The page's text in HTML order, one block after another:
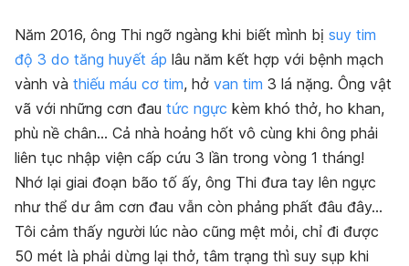
Năm 2016, ông Thi ngỡ ngàng khi biết mình bị suy tim
độ 3 do tăng huyết áp lâu năm kết hợp với bệnh mạch
vành và thiếu máu cơ tim, hở van tim 3 lá nặng. Ông vật
vã với những cơn đau tức ngực kèm khó thở, ho khan,
phù nề chân… Cả nhà hoảng hốt vô cùng khi ông phải
liên tục nhập viện cấp cứu 3 lần trong vòng 1 tháng!
Nhớ lại giai đoạn bão tố ấy, ông Thi đưa tay lên ngực
như thể dư âm cơn đau vẫn còn phảng phất đâu đây…
Tôi cảm thấy người lúc nào cũng mệt mỏi, chỉ đi được
50 mét là phải dừng lại thở, tâm trạng thì suy sụp khi